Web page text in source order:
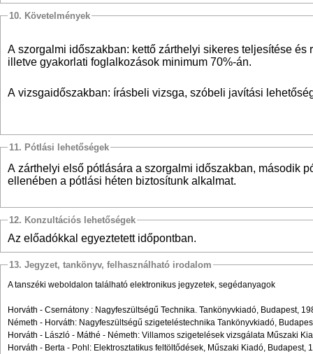
10. Követelmények
A szorgalmi időszakban: kettő zárthelyi sikeres teljesítése és
illetve gyakorlati foglalkozások minimum 70%-án.
A vizsgaidőszakban: írásbeli vizsga, szóbeli javítási
11. Pótlási lehetőségek
A zárthelyi első pótlására a szorgalmi időszakban, második
ellenében a pótlási héten biztosítunk alkalmat.
12. Konzultációs lehetőségek
Az előadókkal egyeztetett időpontban.
13. Jegyzet, tankönyv, felhasználható irodalom
A tanszéki weboldalon található elektronikus jegyzetek, segédanyagok
Horváth - Csernátony : Nagyfeszültségű Technika. Tankönyvkiadó, Budapest,
Németh - Horváth: Nagyfeszültségű szigeteléstechnika Tankönyvkiadó,
Horváth - László - Máthé - Németh: Villamos szigetelések vizsgálata Műszaki
Horváth - Berta - Pohl: Elektrosztatikus feltöltődések, Műszaki Kiadó, Budapest,